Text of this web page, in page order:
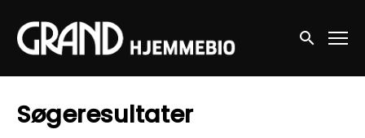
Accessibility Links
Søg nu
Søgeresultater